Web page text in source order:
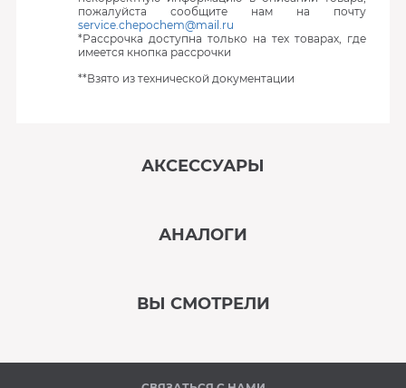
пожалуйста сообщите нам на почту
service.chepochem@mail.ru
*Рассрочка доступна только на тех товарах, где
имеется кнопка рассрочки
**Взято из технической документации
АКСЕССУАРЫ
АНАЛОГИ
ВЫ СМОТРЕЛИ